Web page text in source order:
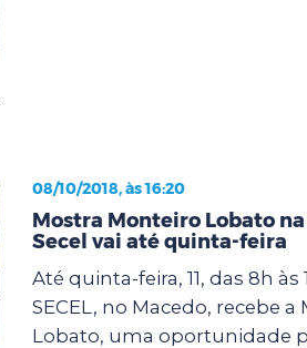
08/10/2018, às 16:20
Mostra Monteiro Lobato
Secel vai até quinta-feira
Até quinta-feira, 11, das 8h às
SECEL, no Macedo, recebe
Lobato, uma oportunidade